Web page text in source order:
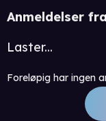
Anmeldelser
Laster...
Foreløpig har ingen